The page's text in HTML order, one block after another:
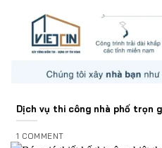
Dịch vụ thi công nhà phố trọn
1 COMMENT